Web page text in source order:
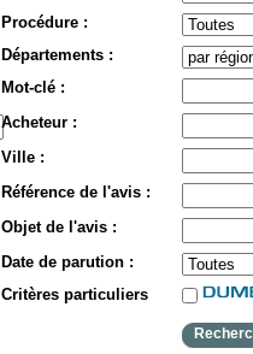
Procédure :
Départements :
Mot-clé :
Acheteur :
Ville :
Référence de l'avis :
Objet de l'avis :
Date de parution :
Critères particuliers